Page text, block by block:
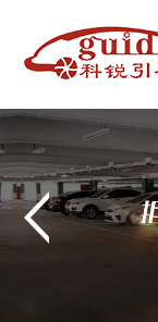
产品中心
案例展示
服务中心
新闻中心
视频中心
关于我们